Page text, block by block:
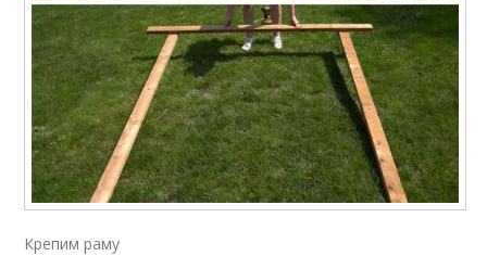
Крепим раму